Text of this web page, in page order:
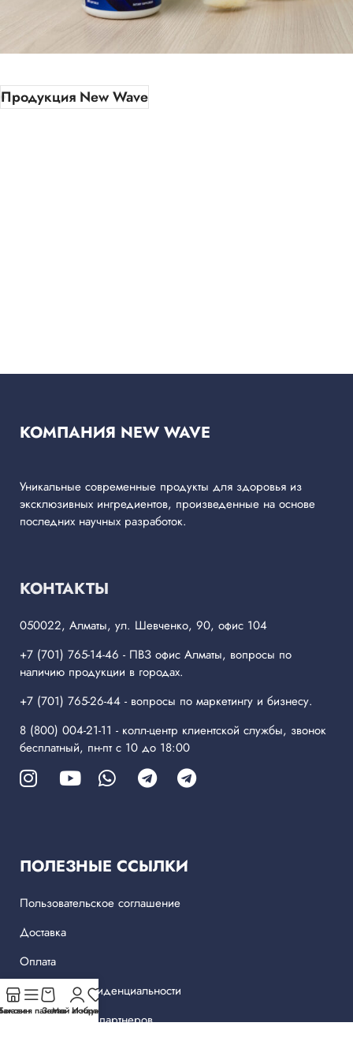
Продукция New Wave
КОМПАНИЯ NEW WAVE
Уникальные современные продукты для здоровья из
эксклюзивных ингредиентов, произведенные на основе
последних научных разработок.
КОНТАКТЫ
050022, Алматы, ул. Шевченко, 90, офис 104
+7 (701) 765-14-46 - ПВЗ офис Алматы, вопросы по
наличию продукции в городах.
+7 (701) 765-26-44 - вопросы по маркетингу и бизнесу.
8 (800) 004-21-11 - колл-центр клиентской службы, звонок
бесплатный, пн-пт с 10 до 18:00
ПОЛЕЗНЫЕ ССЫЛКИ
Пользовательское соглашение
Доставка
Оплата
Политика конфиденциальности
Центры наших партнеров
панель
Заказ
Мой аккаунт
Избранное